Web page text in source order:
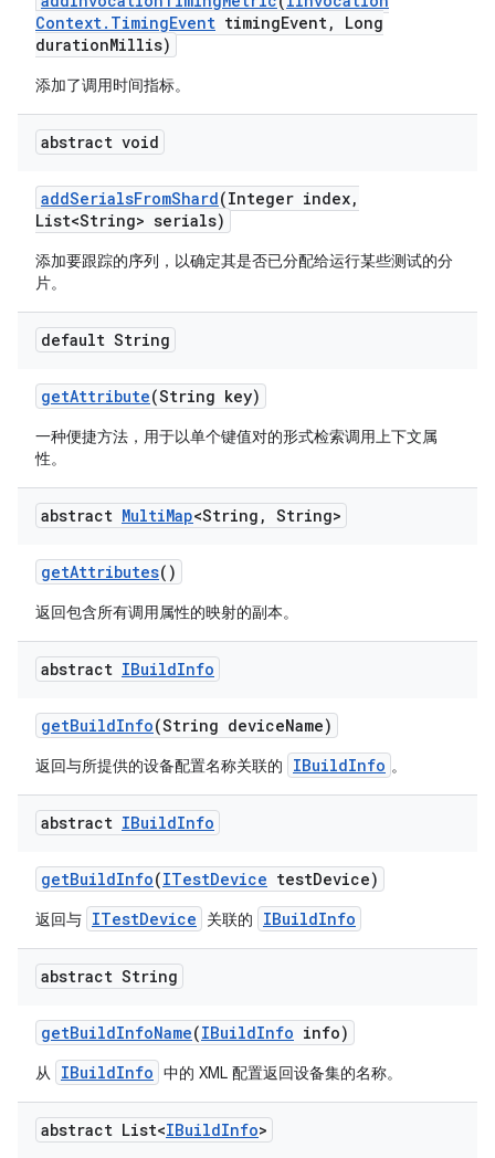
Context. TimingEvent timingEvent,
Long
durationMillis)
添加了调用时间指标。
abstract void
addSerialsFromShard(Integer index,
List<String> serials)
添加要跟踪的序列，以确定其是否已分配给运行某些测试的分
片。
default String
getAttribute(String key)
一种便捷方法，用于以单个键值对的形式检索调用上下文属
性。
abstract MultiMap<String , String>
getAttributes()
返回包含所有调用属性的映射的副本。
abstract IBuildInfo
getBuildInfo(String deviceName)
返回与所提供的设备配置名称关联的 IBuildInfo 。
abstract IBuildInfo
getBuildInfo(ITestDevice testDevice)
返回与 ITestDevice 关联的 IBuildInfo
abstract String
getBuildInfoName(IBuildInfo info)
从 IBuildInfo 中的 XML 配置返回设备集的名称。
abstract List<IBuildInfo>